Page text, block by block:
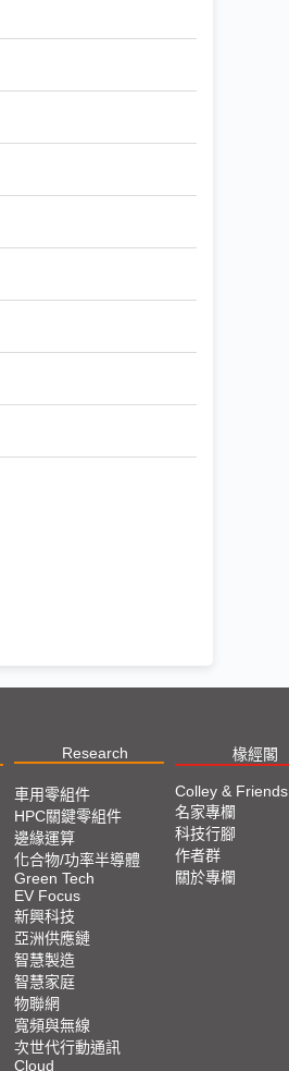
Research 椽經閣
車用零組件
HPC關鍵零組件
邊緣運算
化合物/功率半導體
Green Tech
EV Focus
新興科技
亞洲供應鏈
智慧製造
智慧家庭
物聯網
寬頻與無線
次世代行動通訊
Cloud
Colley & Friends
名家專欄
科技行腳
作者群
關於專欄